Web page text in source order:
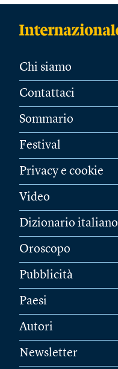
Chi siamo
Contattaci
Sommario
Festival
Privacy e cookie
Video
Dizionario italiano
Oroscopo
Pubblicità
Paesi
Autori
Newsletter